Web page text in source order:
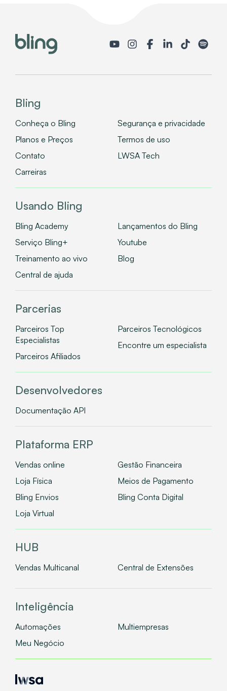
Bling
Conheça o Bling
Planos e Preços
Contato
Carreiras
Segurança e privacidade
Termos de uso
LWSA Tech
Usando Bling
Bling Academy
Serviço Bling+
Treinamento ao vivo
Central de ajuda
Lançamentos do Bling
Youtube
Blog
Parcerias
Parceiros Top
Especialistas
Parceiros Afiliados
Parceiros Tecnológicos
Encontre um especialista
Desenvolvedores
Documentação API
Plataforma ERP
Vendas online
Loja Física
Bling Envios
Loja Virtual
Gestão Financeira
Meios de Pagamento
Bling Conta Digital
HUB
Vendas Multicanal Central de Extensões
Inteligência
Automações
Meu Negócio
Multiempresas